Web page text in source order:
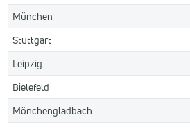
München
Stuttgart
Leipzig
Bielefeld
Mönchengladbach